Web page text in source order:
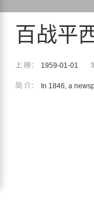
百战平
上 映： 1959-01-01
简 介： In 1846, a